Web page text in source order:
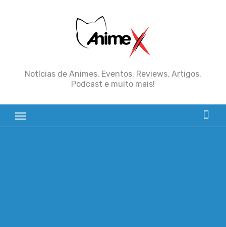
Notícias de Animes, Eventos, Reviews, Artigos,
Podcast e muito mais!